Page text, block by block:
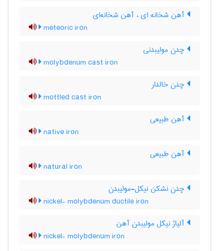
آهن شخانه ای ، آهن شخانه‌ای
meteoric iron
چدن مولیبدنی
molybdenum cast iron
چدن خالدار
mottled cast iron
آهن طبیعی
native iron
آهن طبیعی
natural iron
چدن نشکن نیکل-مولیبدن
nickel- molybdenum ductile iron
آلیاژ نیکل مولیبدن آهن
nickel- molybdenum iron